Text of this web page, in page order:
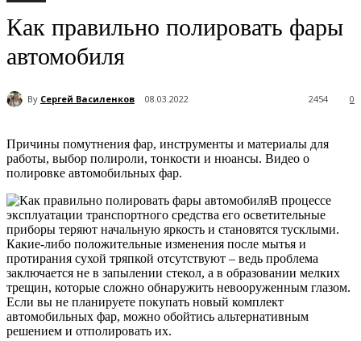
Как правильно полировать фары
автомобиля
By Сергей Василенков 08.03.2022 0
2454
Причины помутнения фар, инструменты и материалы для
работы, выбор полироли, тонкости и нюансы. Видео о
полировке автомобильных фар.
В процессе
эксплуатации транспортного средства его осветительные
приборы теряют начальную яркость и становятся тусклыми.
Какие-либо положительные изменения после мытья и
протирания сухой тряпкой отсутствуют – ведь проблема
заключается не в запылении стекол, а в образовании мелких
трещин, которые сложно обнаружить невооруженным глазом.
Если вы не планируете покупать новый комплект
автомобильных фар, можно обойтись альтернативным
решением и отполировать их.